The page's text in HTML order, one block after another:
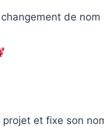
de
et fixe son